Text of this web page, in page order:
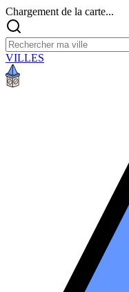
Chargement de la carte...
VILLES